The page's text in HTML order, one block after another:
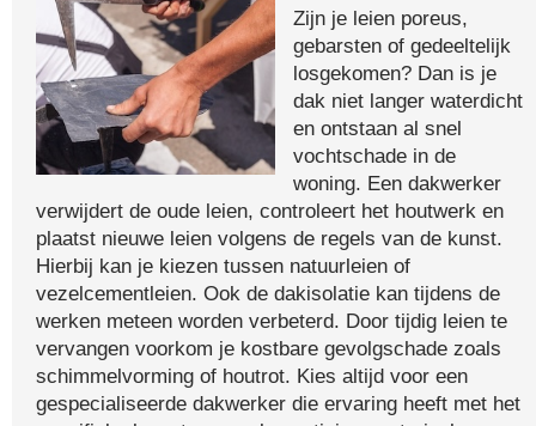
Zijn je leien poreus,
gebarsten of gedeeltelijk
losgekomen? Dan is je
dak niet langer waterdicht
en ontstaan al snel
vochtschade in de
woning. Een dakwerker
verwijdert de oude leien, controleert het houtwerk en
plaatst nieuwe leien volgens de regels van de kunst.
Hierbij kan je kiezen tussen natuurleien of
vezelcementleien. Ook de dakisolatie kan tijdens de
werken meteen worden verbeterd. Door tijdig leien te
vervangen voorkom je kostbare gevolgschade zoals
schimmelvorming of houtrot. Kies altijd voor een
gespecialiseerde dakwerker die ervaring heeft met het